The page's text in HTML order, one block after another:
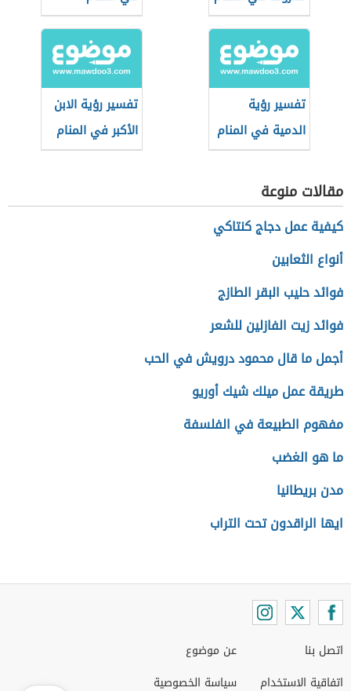
تفسير رؤية
الدمية في المنام
تفسير رؤية الابن
الأكبر في المنام
مقالات منوعة
كيفية عمل دجاج كنتاكي
أنواع الثعابين
فوائد حليب البقر الطازج
فوائد زيت الفازلين للشعر
أجمل ما قال محمود درويش في الحب
طريقة عمل ميلك شيك أوريو
مفهوم الطبيعة في الفلسفة
ما هو الغضب
مدن بريطانيا
ايها الراقدون تحت التراب
اتصل بنا
اتفاقية الاستخدام
عن موضوع
سياسة الخصوصية